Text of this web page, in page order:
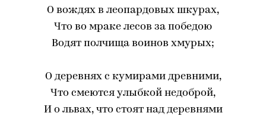
О вождях в леопардовых шкурах,
Что во мраке лесов за победою
Водят полчища воинов хмурых;
О деревнях с кумирами древними,
Что смеются улыбкой недоброй,
И о львах, что стоят над деревнями